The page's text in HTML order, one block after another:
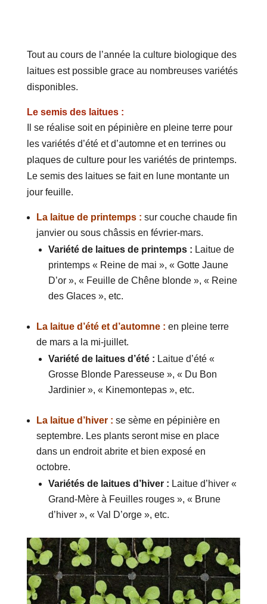
Tout au cours de l’année la culture biologique des
laitues est possible grace au nombreuses variétés
disponibles.
Le semis des laitues :
Il se réalise soit en pépinière en pleine terre pour
les variétés d’été et d’automne et en terrines ou
plaques de culture pour les variétés de printemps.
Le semis des laitues se fait en lune montante un
jour feuille.
La laitue de printemps : sur couche chaude fin
janvier ou sous châssis en février-mars.
Variété de laitues de printemps : Laitue de
printemps « Reine de mai », « Gotte Jaune
D’or », « Feuille de Chêne blonde », « Reine
des Glaces », etc.
La laitue d’été et d’automne : en pleine terre
de mars a la mi-juillet.
Variété de laitues d’été : Laitue d’été «
Grosse Blonde Paresseuse », « Du Bon
Jardinier », « Kinemontepas », etc.
La laitue d’hiver : se sème en pépinière en
septembre. Les plants seront mise en place
dans un endroit abrite et bien exposé en
octobre.
Variétés de laitues d’hiver : Laitue d’hiver «
Grand-Mère à Feuilles rouges », « Brune
d’hiver », « Val D’orge », etc.